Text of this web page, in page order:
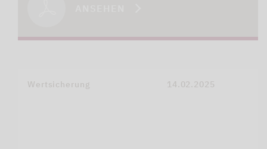
Wertsicherung 14.02.2025